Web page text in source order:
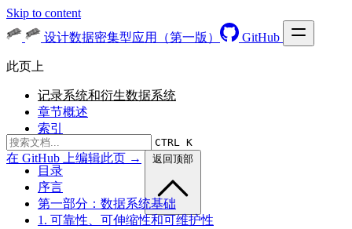
Skip to content
设计数据密集型应用（第一版）
GitHub
CTRL K
目录
序言
第一部分：数据系统基础
1. 可靠性、可伸缩性和可维护性
此页上
记录系统和衍生数据系统
章节概述
索引
在 GitHub 上编辑此页 → 返回顶部